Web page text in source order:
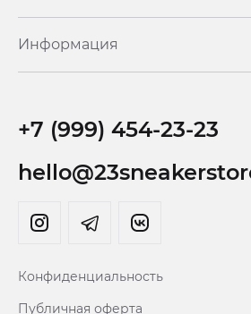
Информация
+7 (999) 454-23-23
Конфиденциальность
Публичная оферта